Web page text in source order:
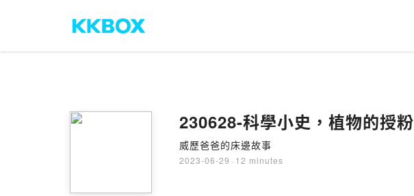
230628-科學小史，植物的授粉
威歷爸爸的床邊故事
2023-06-29 · 12 minutes